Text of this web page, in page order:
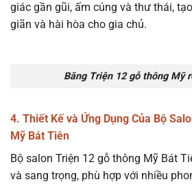
giác gần gũi, ấm cúng và thư thái,
giãn và hài hòa cho gia chủ.
Băng Triện 12 gỗ thông Mỹ
4. Thiết Kế và Ứng Dụng Của Bộ
Mỹ Bát Tiên
Bộ salon Triện 12 gỗ thông Mỹ Bát
và sang trọng, phù hợp với nhiều